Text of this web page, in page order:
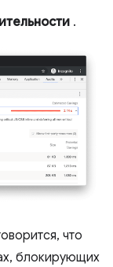
.
что
блокирующих